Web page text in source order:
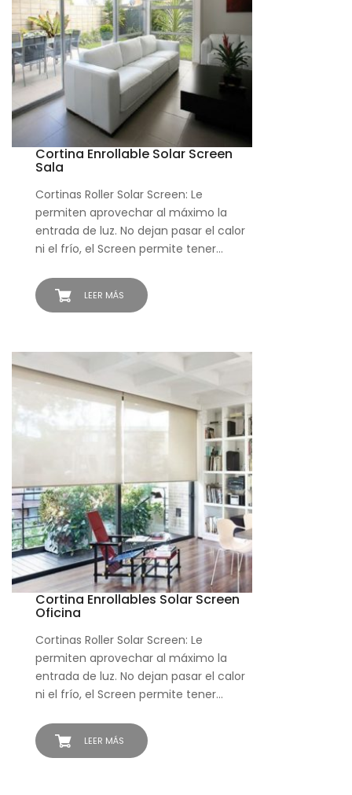
LEER MÁS
Cortina Enrollable Solar Screen
Sala
Cortinas Roller Solar Screen: Le
permiten aprovechar al máximo la
entrada de luz. No dejan pasar el calor
ni el frío, el Screen permite tener…
LEER MÁS
Cortina Enrollables Solar Screen
Oficina
Cortinas Roller Solar Screen: Le
permiten aprovechar al máximo la
entrada de luz. No dejan pasar el calor
ni el frío, el Screen permite tener…